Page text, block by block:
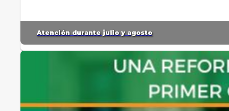
Atención durante julio y agosto